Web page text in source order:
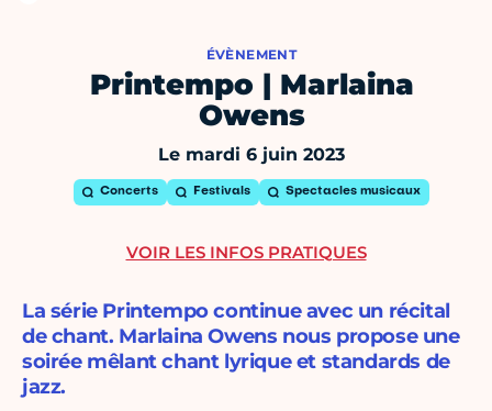
ÉVÈNEMENT
Printempo | Marlaina
Owens
Le mardi 6 juin 2023
Concerts Festivals Spectacles musicaux
La série Printempo continue avec un récital
de chant. Marlaina Owens nous propose une
soirée mêlant chant lyrique et standards de
jazz.
VOIR LES INFOS PRATIQUES